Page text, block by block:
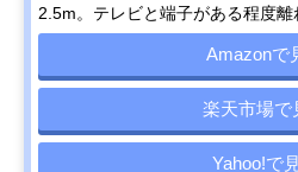
2.5m。テレビと端子がある程度離
Amazonで
楽天市場で
Yahoo!で